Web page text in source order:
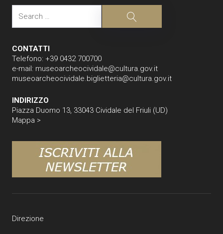
Search
CONTATTI
Telefono: +39 0432 700700
e-mail: museoarcheocividale@cultura.gov.it
museoarcheocividale.biglietteria@cultura.gov.it
INDIRIZZO
Piazza Duomo 13, 33043 Cividale del Friuli (UD)
Mappa >
Direzione